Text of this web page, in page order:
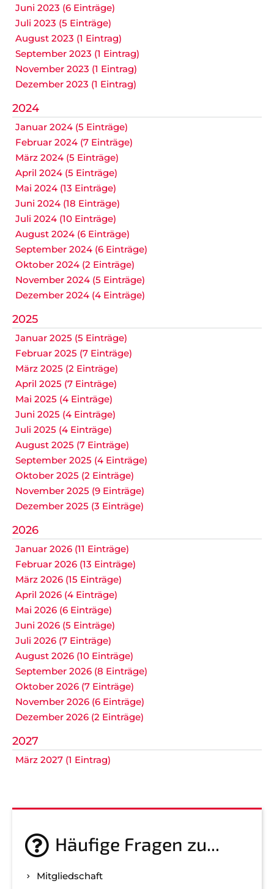
Juni 2023 (6 Einträge)
Juli 2023 (5 Einträge)
August 2023 (1 Eintrag)
September 2023 (1 Eintrag)
November 2023 (1 Eintrag)
Dezember 2023 (1 Eintrag)
2024
Januar 2024 (5 Einträge)
Februar 2024 (7 Einträge)
März 2024 (5 Einträge)
April 2024 (5 Einträge)
Mai 2024 (13 Einträge)
Juni 2024 (18 Einträge)
Juli 2024 (10 Einträge)
August 2024 (6 Einträge)
September 2024 (6 Einträge)
Oktober 2024 (2 Einträge)
November 2024 (5 Einträge)
Dezember 2024 (4 Einträge)
2025
Januar 2025 (5 Einträge)
Februar 2025 (7 Einträge)
März 2025 (2 Einträge)
April 2025 (7 Einträge)
Mai 2025 (4 Einträge)
Juni 2025 (4 Einträge)
Juli 2025 (4 Einträge)
August 2025 (7 Einträge)
September 2025 (4 Einträge)
Oktober 2025 (2 Einträge)
November 2025 (9 Einträge)
Dezember 2025 (3 Einträge)
2026
Januar 2026 (11 Einträge)
Februar 2026 (13 Einträge)
März 2026 (15 Einträge)
April 2026 (4 Einträge)
Mai 2026 (6 Einträge)
Juni 2026 (5 Einträge)
Juli 2026 (7 Einträge)
August 2026 (10 Einträge)
September 2026 (8 Einträge)
Oktober 2026 (7 Einträge)
November 2026 (6 Einträge)
Dezember 2026 (2 Einträge)
2027
März 2027 (1 Eintrag)
Häufige Fragen zu...
Mitgliedschaft